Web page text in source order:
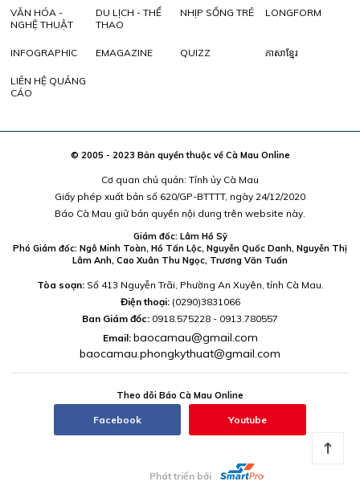
VĂN HÓA -
NGHỆ THUẬT
DU LỊCH - THỂ
THAO
NHỊP SỐNG TRẺ LONGFORM
INFOGRAPHIC EMAGAZINE QUIZZ ភាសាខ្មែរ
LIÊN HỆ QUẢNG
CÁO
© 2005 - 2023 Bản quyền thuộc về Cà Mau Online
Cơ quan chủ quản: Tỉnh ủy Cà Mau
Giấy phép xuất bản số 620/GP-BTTTT, ngày 24/12/2020
Báo Cà Mau giữ bản quyền nội dung trên website này.
Giám đốc: Lâm Hồ Sỹ
Phó Giám đốc: Ngô Minh Toàn, Hồ Tấn Lộc, Nguyễn Quốc Danh, Nguyễn Thị
Lâm Anh, Cao Xuân Thu Ngọc, Trương Văn Tuấn
Tòa soạn:Số 413 Nguyễn Trãi, Phường An Xuyên, tỉnh Cà Mau.
Điện thoại: (0290)3831066
Ban Giám đốc: 0918.575228 - 0913.780557
Email: baocamau@gmail.com
baocamau.phongkythuat@gmail.com
Theo dõi Báo Cà Mau Online
Facebook Youtube
Phát triển bởi